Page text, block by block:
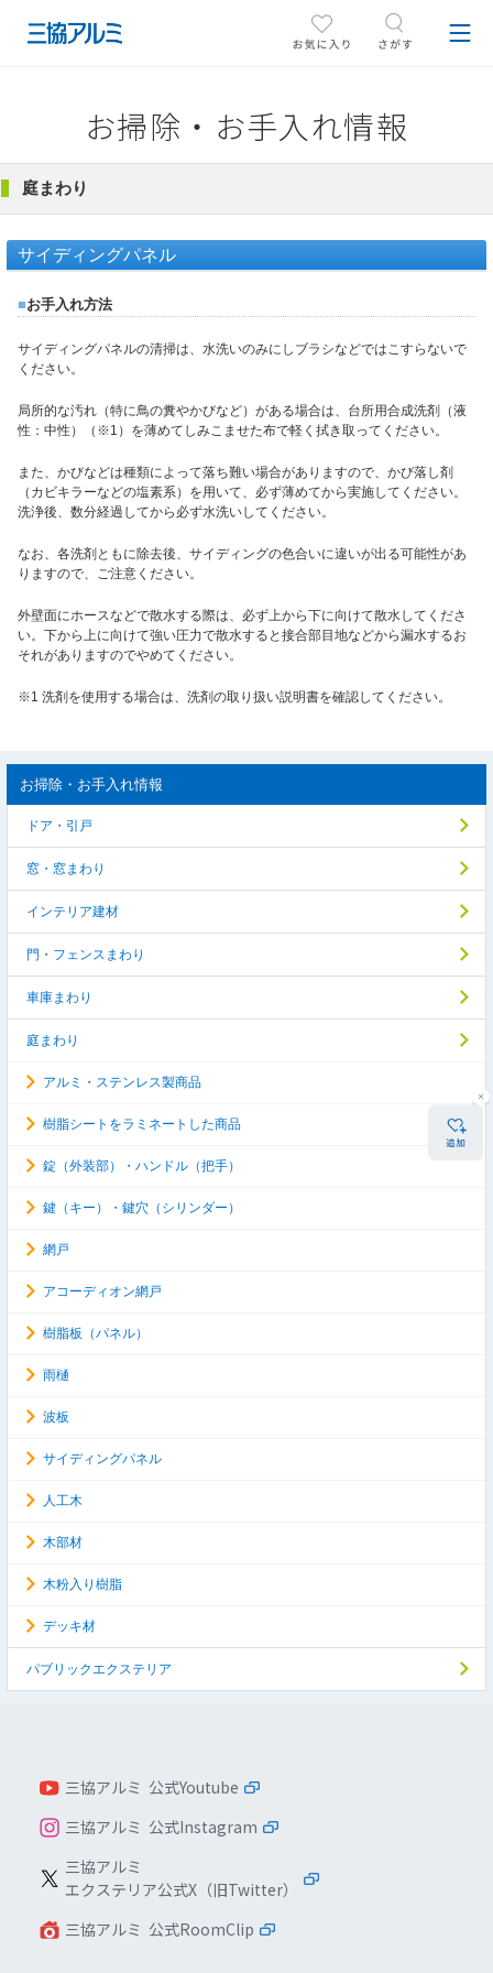
お掃除・お手入れ情報
庭まわり
サイディングパネル
■お手入れ方法
サイディングパネルの清掃は、水洗いのみにしブラシなどではこすらないで
ください。
局所的な汚れ（特に鳥の糞やかびなど）がある場合は、台所用合成洗剤（液
性：中性）（※1）を薄めてしみこませた布で軽く拭き取ってください。
また、かびなどは種類によって落ち難い場合がありますので、かび落し剤
（カビキラーなどの塩素系）を用いて、必ず薄めてから実施してください。
洗浄後、数分経過してから必ず水洗いしてください。
なお、各洗剤ともに除去後、サイディングの色合いに違いが出る可能性があ
りますので、ご注意ください。
外壁面にホースなどで散水する際は、必ず上から下に向けて散水してくださ
い。下から上に向けて強い圧力で散水すると接合部目地などから漏水するお
それがありますのでやめてください。
※1 洗剤を使用する場合は、洗剤の取り扱い説明書を確認してください。
お掃除・お手入れ情報
ドア・引戸
窓・窓まわり
インテリア建材
門・フェンスまわり
車庫まわり
庭まわり
アルミ・ステンレス製商品
樹脂シートをラミネートした商品
錠（外装部）・ハンドル（把手）
鍵（キー）・鍵穴（シリンダー）
網戸
アコーディオン網戸
樹脂板（パネル）
雨樋
波板
サイディングパネル
人工木
木部材
木粉入り樹脂
デッキ材
パブリックエクステリア
三協アルミ 公式Youtube
三協アルミ 公式Instagram
三協アルミ
エクステリア公式X（旧Twitter）
三協アルミ 公式RoomClip